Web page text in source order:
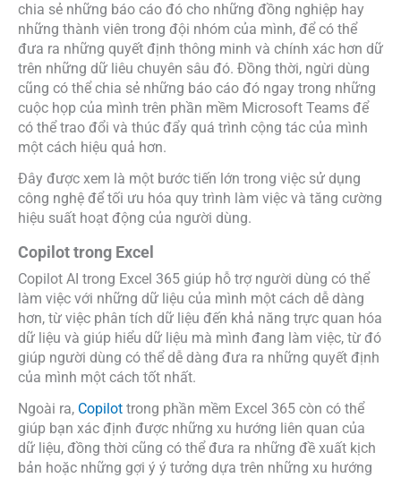
chia sẻ những báo cáo đó cho những đồng nghiệp hay
những thành viên trong đội nhóm của mình, để có thể
đưa ra những quyết định thông minh và chính xác hơn dữ
trên những dữ liêu chuyên sâu đó. Đồng thời, ngừi dùng
cũng có thể chia sẻ những báo cáo đó ngay trong những
cuộc họp của mình trên phần mềm Microsoft Teams để
có thể trao đổi và thúc đẩy quá trình cộng tác của mình
một cách hiệu quả hơn.
Đây được xem là một bước tiến lớn trong việc sử dụng
công nghệ để tối ưu hóa quy trình làm việc và tăng cường
hiệu suất hoạt động của người dùng.
Copilot trong Excel
Copilot AI trong Excel 365 giúp hỗ trợ người dùng có thể
làm việc với những dữ liệu của mình một cách dễ dàng
hơn, từ việc phân tích dữ liệu đến khả năng trực quan hóa
dữ liệu và giúp hiểu dữ liệu mà mình đang làm việc, từ đó
giúp người dùng có thể dễ dàng đưa ra những quyết định
của mình một cách tốt nhất.
Ngoài ra, Copilot trong phần mềm Excel 365 còn có thể
giúp bạn xác định được những xu hướng liên quan của
dữ liệu, đồng thời cũng có thể đưa ra những đề xuất kịch
bản hoặc những gợi ý ý tưởng dựa trên những xu hướng